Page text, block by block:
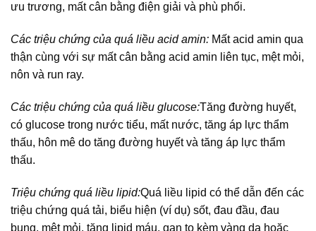
ưu trương, mất cân bằng điện giải và phù phổi.
Các triệu chứng của quá liều acid amin: Mất acid amin qua
thận cùng với sự mất cân bằng acid amin liên tục, mệt mỏi,
nôn và run ray.
Các triệu chứng của quá liều glucose:Tăng đường huyết,
có glucose trong nước tiểu, mất nước, tăng áp lực thẩm
thấu, hôn mê do tăng đường huyết và tăng áp lực thẩm
thấu.
Triệu chứng quá liều lipid:Quá liều lipid có thể dẫn đến các
triệu chứng quá tải, biểu hiện (ví dụ) sốt, đau đầu, đau
bụng, mệt mỏi, tăng lipid máu, gan to kèm vàng da hoặc